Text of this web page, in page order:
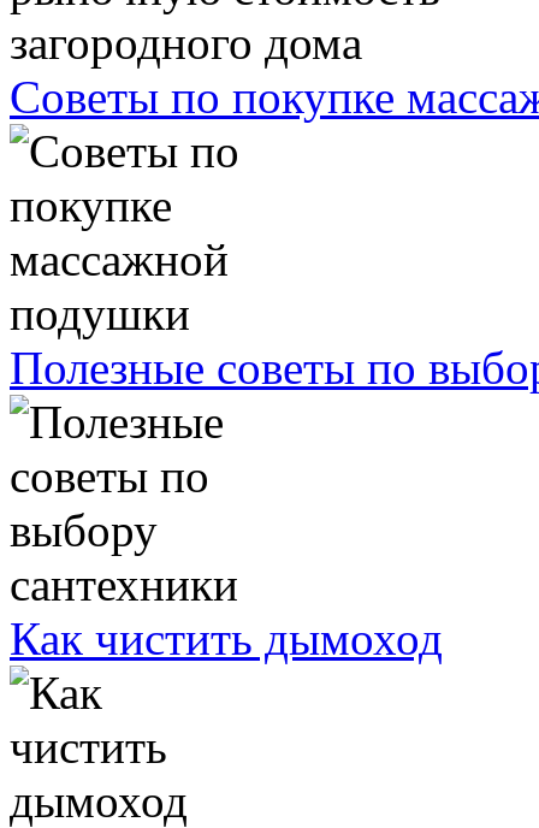
Советы по покупке
Полезные советы по
Как чистить дымоход